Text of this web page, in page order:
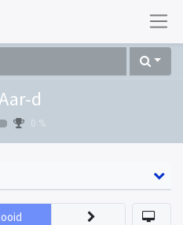
d
0 %